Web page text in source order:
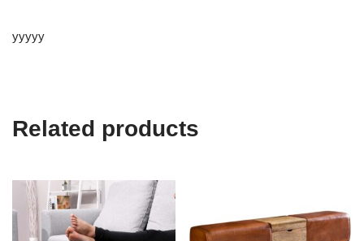
yyyyy
Related products